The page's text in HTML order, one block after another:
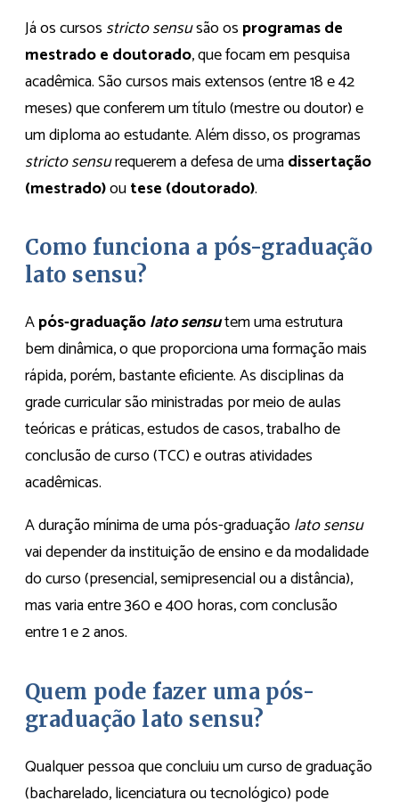
Já os cursos stricto sensusão os programas de
mestrado e doutorado, que focam em pesquisa
acadêmica. São cursos mais extensos (entre 18 e 42
meses) que conferem um título (mestre ou doutor) e
um diploma ao estudante. Além disso, os programas
stricto sensurequerem a defesa de umadissertação
(mestrado)outese (doutorado).
Como funciona a pós-graduação
lato sensu?
Após-graduaçãolato sensutem uma estrutura
bem dinâmica, o que proporciona uma formação mais
rápida, porém, bastante eficiente. As disciplinas da
grade curricular são ministradas por meio de aulas
teóricas e práticas, estudos de casos, trabalho de
conclusão de curso (TCC) e outras atividades
acadêmicas.
A duração mínima de uma pós-graduaçãolato sensu
vai depender da instituição de ensino e da modalidade
do curso (presencial, semipresencial ou a distância),
mas varia entre 360 e 400 horas, com conclusão
entre 1 e 2 anos.
Quem pode fazer uma pós-
graduação lato sensu?
Qualquer pessoa que concluiu um curso de graduação
(bacharelado, licenciatura ou tecnológico) pode